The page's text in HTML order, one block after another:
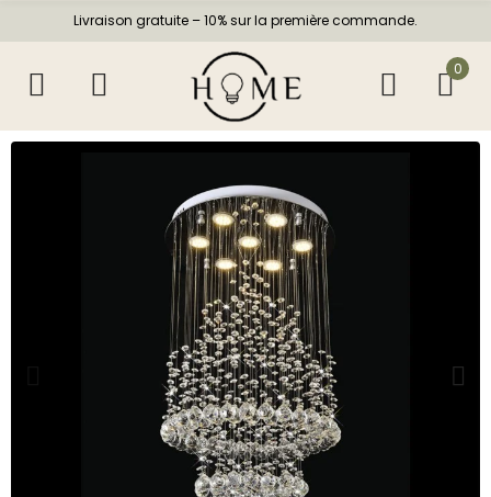
Livraison gratuite – 10% sur la première commande.
0